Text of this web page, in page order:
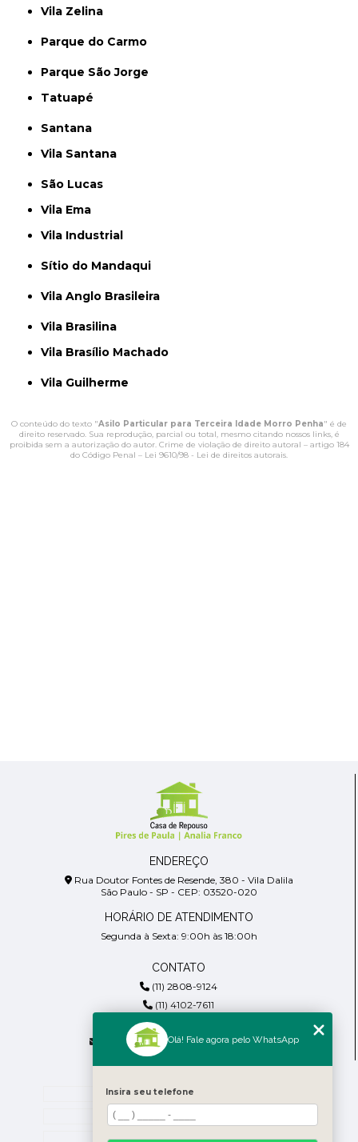
Vila Zelina
Parque do Carmo
Parque São Jorge
Tatuapé
Santana
Vila Santana
São Lucas
Vila Ema
Vila Industrial
Sítio do Mandaqui
Vila Anglo Brasileira
Vila Brasilina
Vila Brasílio Machado
Vila Guilherme
O conteúdo do texto "Asilo Particular para Terceira Idade Morro Penha" é de
direito reservado. Sua reprodução, parcial ou total, mesmo citando nossos links, é
proibida sem a autorização do autor. Crime de violação de direito autoral – artigo 184
do Código Penal – Lei 9610/98 - Lei de direitos autorais.
ENDEREÇO
Rua Doutor Fontes de Resende, 380 - Vila Dalila
São Paulo - SP - CEP: 03520-020
HORÁRIO DE ATENDIMENTO
Segunda à Sexta: 9:00h às 18:00h
CONTATO
(11) 2808-9124
(11) 4102-7611
(11) 99918-4901
residencialpiresdepaula@gmail.com
Home
Empresa
Blog
Olá! Fale agora pelo WhatsApp
Insira seu telefone